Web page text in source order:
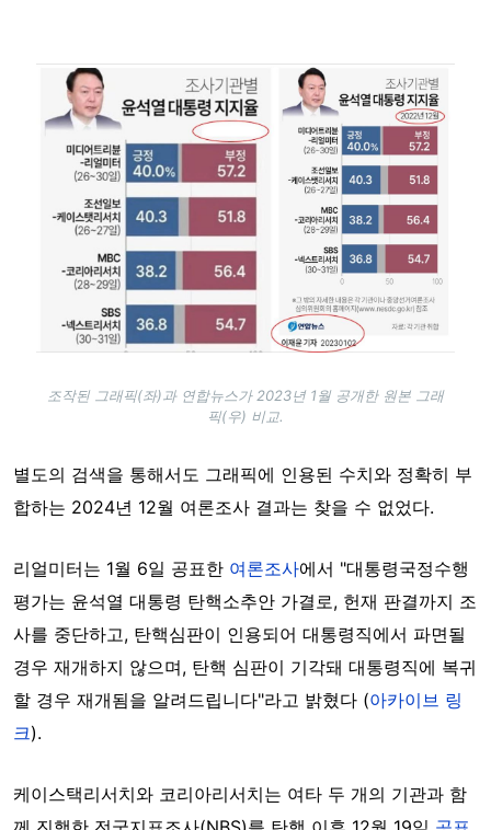
조작된 그래픽(좌)과 연합뉴스가 2023년 1월 공개한 원본 그래
픽(우) 비교.
별도의 검색을 통해서도 그래픽에 인용된 수치와 정확히 부
합하는 2024년 12월 여론조사 결과는 찾을 수 없었다.
리얼미터는 1월 6일 공표한 여론조사에서 "대통령국정수행
평가는 윤석열 대통령 탄핵소추안 가결로, 헌재 판결까지 조
사를 중단하고, 탄핵심판이 인용되어 대통령직에서 파면될
경우 재개하지 않으며, 탄핵 심판이 기각돼 대통령직에 복귀
할 경우 재개됨을 알려드립니다"라고 밝혔다 (아카이브 링
크).
케이스택리서치와 코리아리서치는 여타 두 개의 기관과 함